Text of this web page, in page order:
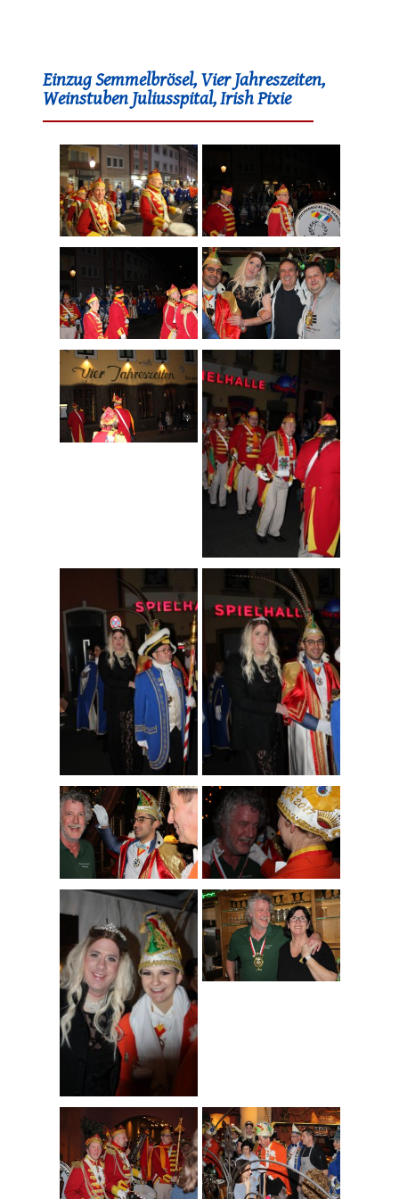
Einzug Semmelbrösel, Vier Jahreszeiten,
Weinstuben Juliusspital, Irish Pixie